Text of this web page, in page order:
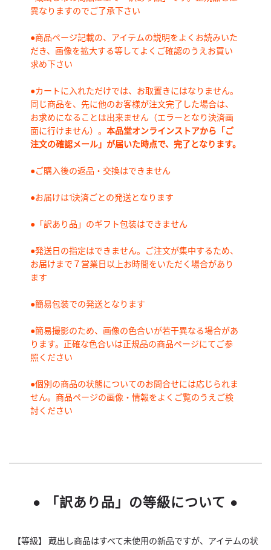
異なりますのでご了承下さい
●商品ページ記載の、アイテムの説明をよくお読みいた
だき、画像を拡大する等してよくご確認のうえお買い
求め下さい
●カートに入れただけでは、お取置きにはなりません。
同じ商品を、先に他のお客様が注文完了した場合は、
お求めになることは出来ません（エラーとなり決済画
面に行けません）。 本品堂オンラインストアから「ご
注文の確認メール」が届いた時点で、完了となります。
●ご購入後の返品・交換はできません
●お届けは1決済ごとの発送となります
●「訳あり品」のギフト包装はできません
●発送日の指定はできません。ご注文が集中するため、
お届けまで７営業日以上お時間をいただく場合があり
ます
●簡易包装での発送となります
●簡易撮影のため、画像の色合いが若干異なる場合があ
ります。正確な色合いは正規品の商品ページにてご参
照ください
●個別の商品の状態についてのお問合せには応じられま
せん。商品ページの画像・情報をよくご覧のうえご検
討ください
● 「訳あり品」の等級について ●
【等級】 蔵出し商品はすべて未使用の新品ですが、アイテムの状